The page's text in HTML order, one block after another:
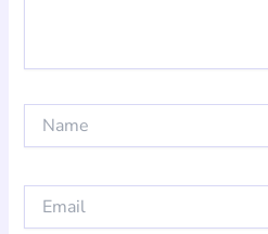
Email